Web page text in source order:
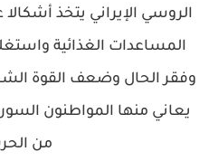
الروسي الإيراني يتخذ
المساعدات الغذائية
وفقر الحال وضعف القوة
يعاني منها المواطنون
من